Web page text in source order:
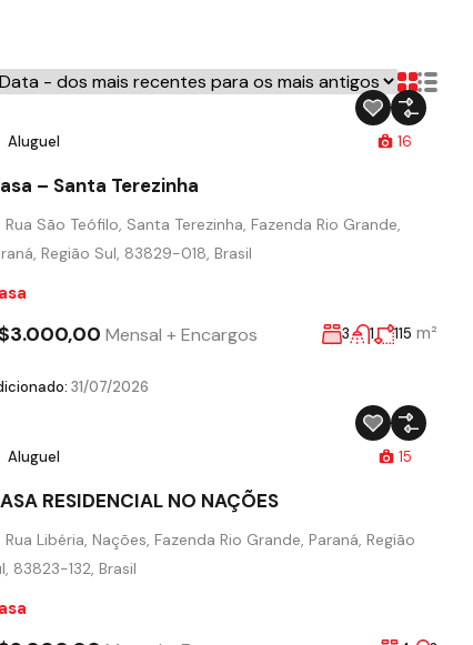
Aluguel 16
– Santa Terezinha
Rua São Teófilo, Santa Terezinha, Fazenda Rio Grande,
Região Sul, 83829-018, Brasil
Mensal + Encargos 3 1 115 m²
31/07/2026
Aluguel 15
RESIDENCIAL NO NAÇÕES
Rua Libéria, Nações, Fazenda Rio Grande, Paraná, Região
83823-132, Brasil